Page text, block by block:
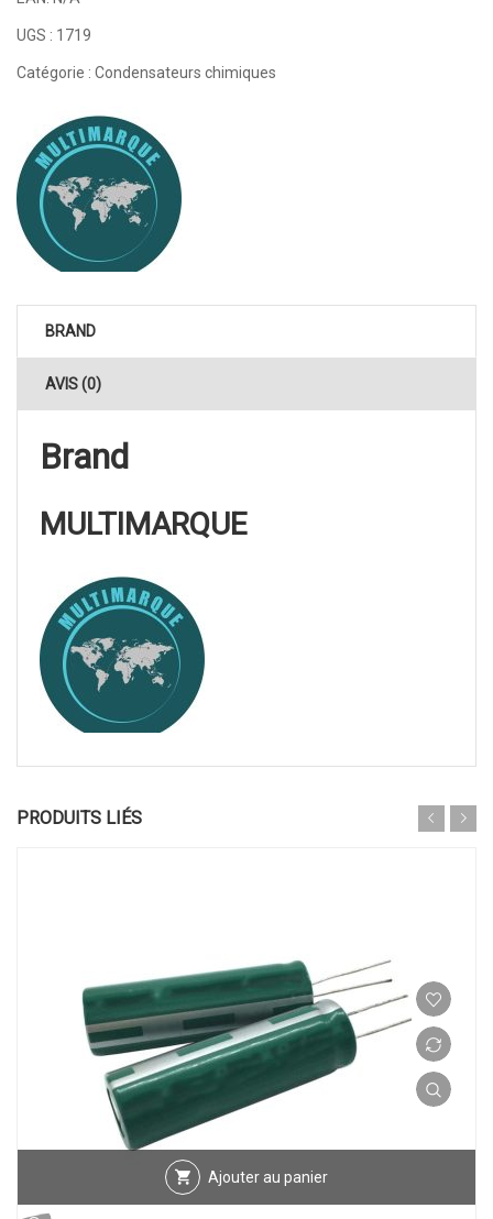
UGS : 1719
Catégorie : Condensateurs chimiques
BRAND
AVIS (0)
Brand
MULTIMARQUE
PRODUITS LIÉS
Ajouter au panier